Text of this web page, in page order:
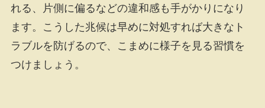
れる、片側に偏るなどの違和感も手がかりになり
ます。こうした兆候は早めに対処すれば大きなト
ラブルを防げるので、こまめに様子を見る習慣を
つけましょう。